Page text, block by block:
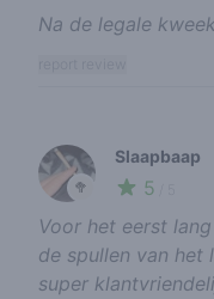
Na de legale
🥦
Slaapbaap
5
Voor het eerst
de spullen van het
super